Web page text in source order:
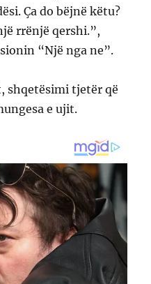
Ça do bëjnë këtu?
rrënjë qershi.”,
“Një nga ne”.
shqetësimi tjetër që
e ujit.